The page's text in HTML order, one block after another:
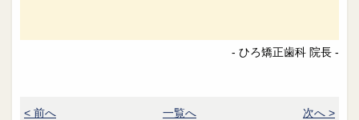
- ひろ矯正歯科 院長 -
< 前へ 一覧へ 次へ >